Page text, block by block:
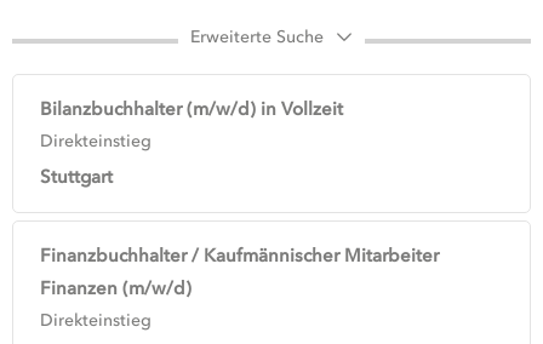
Erweiterte Suche
Bilanzbuchhalter (m/w/d) in Vollzeit
Direkteinstieg
Stuttgart
Finanzbuchhalter / Kaufmännischer Mitarbeiter
Finanzen (m/w/d)
Direkteinstieg